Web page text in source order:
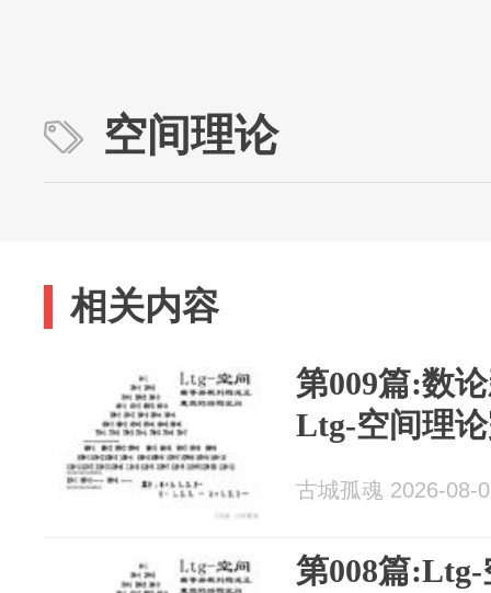
空间理论
相关内容
第009篇:数
Ltg-空间理
古城孤魂 2026-08-
第008篇